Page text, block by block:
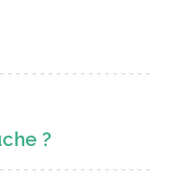
?